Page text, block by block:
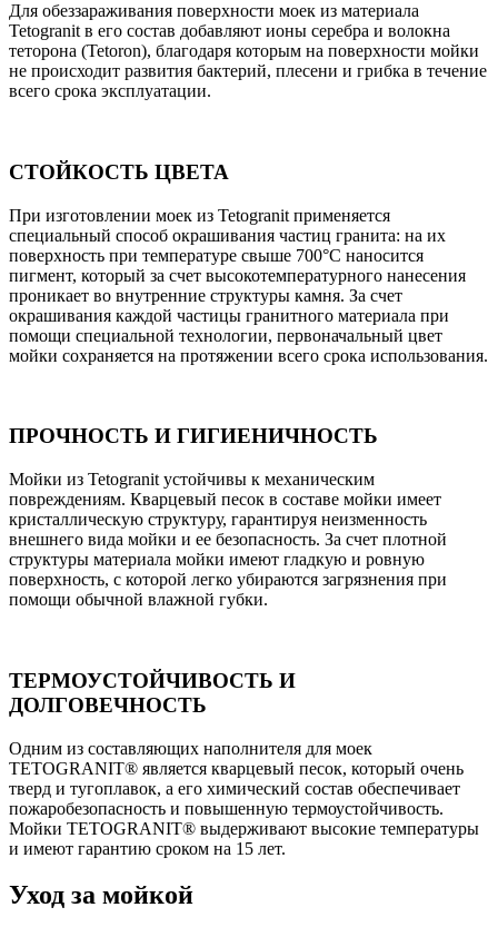
Для обеззараживания поверхности моек из материала
Tetogranit в его состав добавляют ионы серебра и волокна
теторона (Tetoron), благодаря которым на поверхности мойки
не происходит развития бактерий, плесени и грибка в течение
всего срока эксплуатации.
СТОЙКОСТЬ ЦВЕТА
При изготовлении моек из Tetogranit применяется
специальный способ окрашивания частиц гранита: на их
поверхность при температуре свыше 700°С наносится
пигмент, который за счет высокотемпературного нанесения
проникает во внутренние структуры камня. За счет
окрашивания каждой частицы гранитного материала при
помощи специальной технологии, первоначальный цвет
мойки сохраняется на протяжении всего срока использования.
ПРОЧНОСТЬ И ГИГИЕНИЧНОСТЬ
Мойки из Tetogranit устойчивы к механическим
повреждениям. Кварцевый песок в составе мойки имеет
кристаллическую структуру, гарантируя неизменность
внешнего вида мойки и ее безопасность. За счет плотной
структуры материала мойки имеют гладкую и ровную
поверхность, с которой легко убираются загрязнения при
помощи обычной влажной губки.
ТЕРМОУСТОЙЧИВОСТЬ И
ДОЛГОВЕЧНОСТЬ
Одним из составляющих наполнителя для моек
TETOGRANIT® является кварцевый песок, который очень
тверд и тугоплавок, а его химический состав обеспечивает
пожаробезопасность и повышенную термоустойчивость.
Мойки TETOGRANIT® выдерживают высокие температуры
и имеют гарантию сроком на 15 лет.
Уход за мойкой